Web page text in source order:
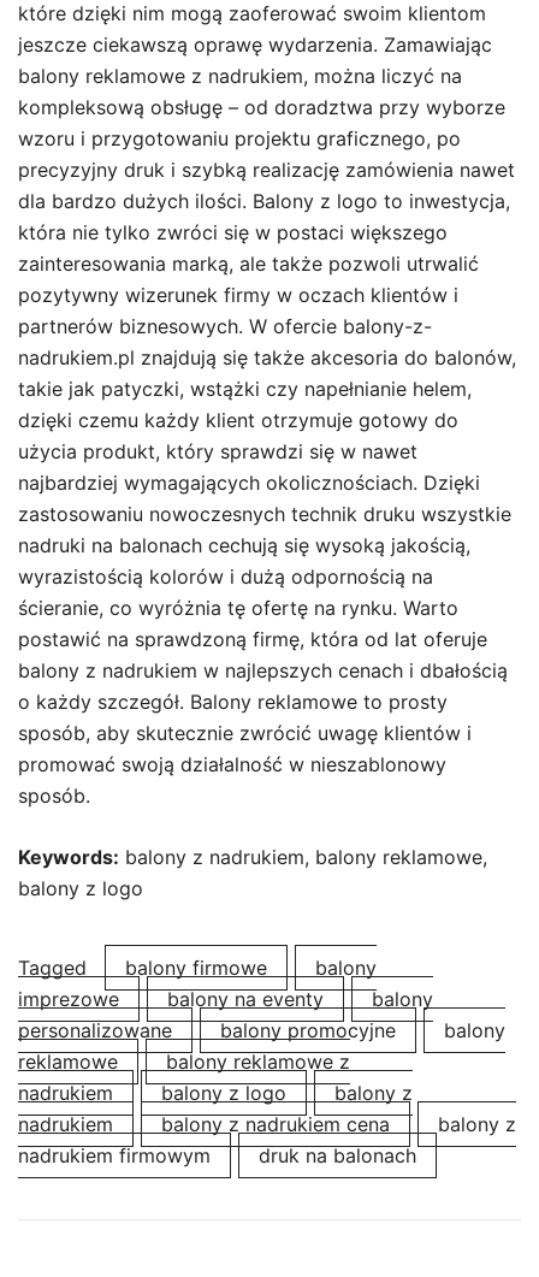
które dzięki nim mogą zaoferować swoim klientom
jeszcze ciekawszą oprawę wydarzenia. Zamawiając
balony reklamowe z nadrukiem, można liczyć na
kompleksową obsługę – od doradztwa przy wyborze
wzoru i przygotowaniu projektu graficznego, po
precyzyjny druk i szybką realizację zamówienia nawet
dla bardzo dużych ilości. Balony z logo to inwestycja,
która nie tylko zwróci się w postaci większego
zainteresowania marką, ale także pozwoli utrwalić
pozytywny wizerunek firmy w oczach klientów i
partnerów biznesowych. W ofercie balony-z-
nadrukiem.pl znajdują się także akcesoria do balonów,
takie jak patyczki, wstążki czy napełnianie helem,
dzięki czemu każdy klient otrzymuje gotowy do
użycia produkt, który sprawdzi się w nawet
najbardziej wymagających okolicznościach. Dzięki
zastosowaniu nowoczesnych technik druku wszystkie
nadruki na balonach cechują się wysoką jakością,
wyrazistością kolorów i dużą odpornością na
ścieranie, co wyróżnia tę ofertę na rynku. Warto
postawić na sprawdzoną firmę, która od lat oferuje
balony z nadrukiem w najlepszych cenach i dbałością
o każdy szczegół. Balony reklamowe to prosty
sposób, aby skutecznie zwrócić uwagę klientów i
promować swoją działalność w nieszablonowy
sposób.
Keywords: balony z nadrukiem, balony reklamowe,
balony z logo
Tagged balony firmowe
balony
imprezowe
balony na eventy
balony
personalizowane
balony promocyjne
balony
reklamowe
balony reklamowe z
nadrukiem
balony z logo
balony z
nadrukiem
balony z nadrukiem cena
balony z
nadrukiem firmowym
druk na balonach